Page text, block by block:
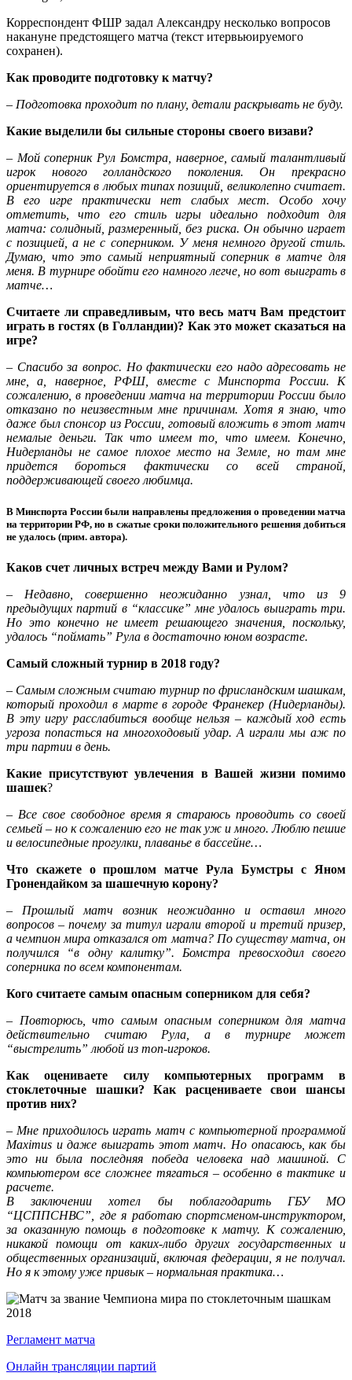
Корреспондент ФШР задал Александру несколько вопросов
накануне предстоящего матча (текст итервьюируемого
сохранен).
Как проводите подготовку к матчу?
– Подготовка проходит по плану, детали раскрывать не буду.
Какие выделили бы сильные стороны своего визави?
– Мой соперник Рул Бомстра, наверное, самый талантливый
игрок нового голландского поколения. Он прекрасно
ориентируется в любых типах позиций, великолепно считает.
В его игре практически нет слабых мест. Особо хочу
отметить, что его стиль игры идеально подходит для
матча: солидный, размеренный, без риска. Он обычно играет
с позицией, а не с соперником. У меня немного другой стиль.
Думаю, что это самый неприятный соперник в матче для
меня. В турнире обойти его намного легче, но вот выиграть в
матче…
Считаете ли справедливым, что весь матч Вам предстоит
играть в гостях (в Голландии)? Как это может сказаться на
игре?
– Спасибо за вопрос. Но фактически его надо адресовать не
мне, а, наверное, РФШ, вместе с Минспорта России. К
сожалению, в проведении матча на территории России было
отказано по неизвестным мне причинам. Хотя я знаю, что
даже был спонсор из России, готовый вложить в этот матч
немалые деньги. Так что имеем то, что имеем. Конечно,
Нидерланды не самое плохое место на Земле, но там мне
придется бороться фактически со всей страной,
поддерживающей своего любимца.
В Минспорта России были направлены предложения о проведении матча
на территории РФ, но в сжатые сроки положительного решения добиться
не удалось (прим. автора).
Каков счет личных встреч между Вами и Рулом?
– Недавно, совершенно неожиданно узнал, что из 9
предыдущих партий в “классике” мне удалось выиграть три.
Но это конечно не имеет решающего значения, поскольку,
удалось “поймать” Рула в достаточно юном возрасте.
Самый сложный турнир в 2018 году?
– Самым сложным считаю турнир по фрисландским шашкам,
который проходил в марте в городе Франекер (Нидерланды).
В эту игру расслабиться вообще нельзя – каждый ход есть
угроза попасться на многоходовый удар. А играли мы аж по
три партии в день.
Какие присутствуют увлечения в Вашей жизни помимо
шашек?
– Все свое свободное время я стараюсь проводить со своей
семьей – но к сожалению его не так уж и много. Люблю пешие
и велосипедные прогулки, плаванье в бассейне…
Что скажете о прошлом матче Рула Бумстры с Яном
Гронендайком за шашечную корону?
– Прошлый матч возник неожиданно и оставил много
вопросов – почему за титул играли второй и третий призер,
а чемпион мира отказался от матча? По существу матча, он
получился “в одну калитку”. Бомстра превосходил своего
соперника по всем компонентам.
Кого считаете самым опасным соперником для себя?
– Повторюсь, что самым опасным соперником для матча
действительно считаю Рула, а в турнире может
“выстрелить” любой из топ-игроков.
Как оцениваете силу компьютерных программ в
стоклеточные шашки? Как расцениваете свои шансы
против них?
– Мне приходилось играть матч с компьютерной программой
Maximus и даже выиграть этот матч. Но опасаюсь, как бы
это ни была последняя победа человека над машиной. С
компьютером все сложнее тягаться – особенно в тактике и
расчете.
В заключении хотел бы поблагодарить ГБУ МО
“ЦСППСНВС”, где я работаю спортсменом-инструктором,
за оказанную помощь в подготовке к матчу. К сожалению,
никакой помощи от каких-либо других государственных и
общественных организаций, включая федерации, я не получал.
Но я к этому уже привык – нормальная практика…
Регламент матча
Онлайн трансляции партий